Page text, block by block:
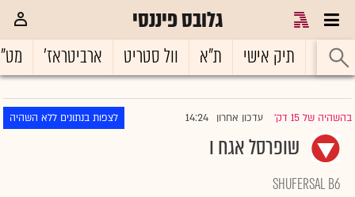
גלובס פיננסי
ראשי תיק אישי ת"א וול סטריט ארביטראז'
בהשהיה של 15 דק' |עדכון אחרון 14:24 לצפות בנתונים ללא השהיה
שופרסל אגח ו
SHUFERSAL B6